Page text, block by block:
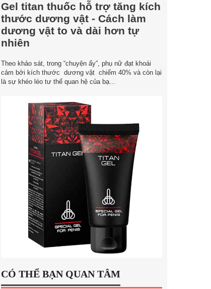
Gel titan thuốc hỗ trợ tăng kích
thước dương vật - Cách làm
dương vật to và dài hơn tự
nhiên
Theo khảo sát, trong “chuyện ấy”, phụ nữ đạt khoái
cảm bởi kích thước dương vật chiếm 40% và còn lại
là sự khéo léo tư thế quan hệ của bạ...
CÓ THỂ BẠN QUAN TÂM